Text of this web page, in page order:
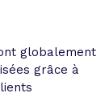
globalement
grâce à